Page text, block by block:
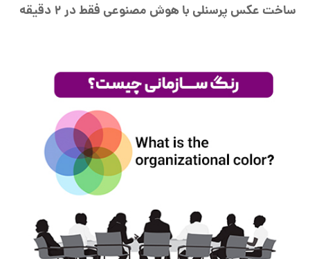
ساخت عکس پرسنلی با هوش مصنوعی فقط در 2 دقیقه